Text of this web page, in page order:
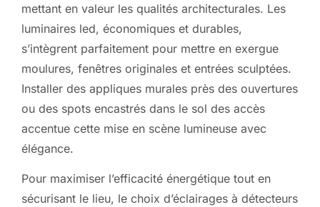
mettant en valeur les qualités architecturales. Les
luminaires led, économiques et durables,
s’intègrent parfaitement pour mettre en exergue
moulures, fenêtres originales et entrées sculptées.
Installer des appliques murales près des ouvertures
ou des spots encastrés dans le sol des accès
accentue cette mise en scène lumineuse avec
élégance.
Pour maximiser l’efficacité énergétique tout en
sécurisant le lieu, le choix d’éclairages à détecteurs